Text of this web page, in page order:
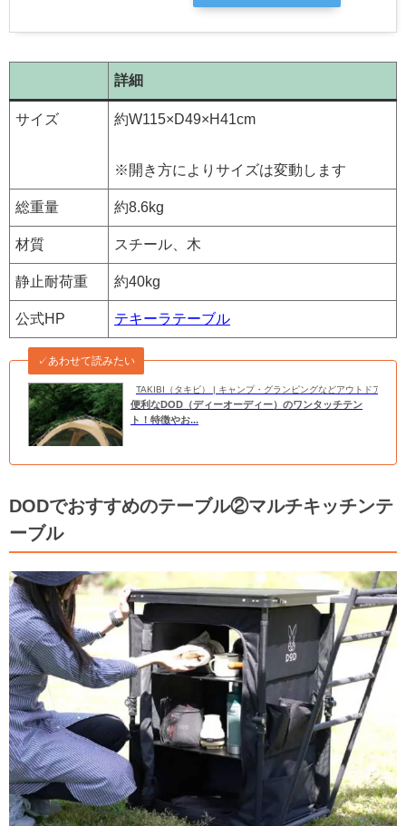
詳細
サイズ 約W115×D49×H41cm
※開き方によりサイズは変動します
総重量 約8.6kg
材質 スチール、木
静止耐荷重 約40kg
公式HP テキーラテーブル
TAKIBI（タキビ） | キャンプ・グランピングなどアウトドアの総
✓あわせて読みたい
便利なDOD（ディーオーディー）のワンタッチテン
ト！特徴やお...
DODでおすすめのテーブル②マルチキッチンテ
ーブル